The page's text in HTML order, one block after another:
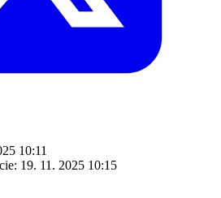
10:11
19. 11. 2025 10:15